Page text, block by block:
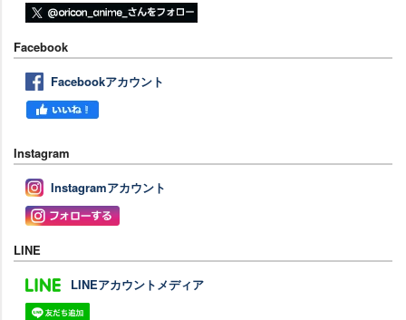
Facebook
Facebookアカウント
Instagram
Instagramアカウント
LINE
LINEアカウントメディア